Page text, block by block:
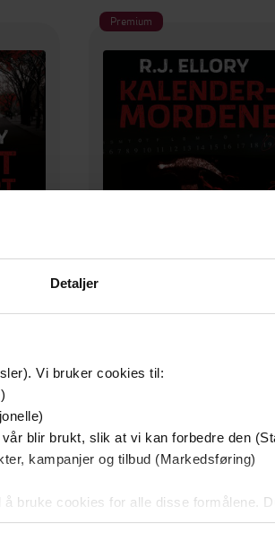
Detaljer
Vi bruker cookies til:
blir brukt, slik at vi kan forbedre den
kampanjer og tilbud (Markedsføring)
bruke cookies for alle disse formålene.
Du kan når som helst trekke
Premium
Kalendermordene